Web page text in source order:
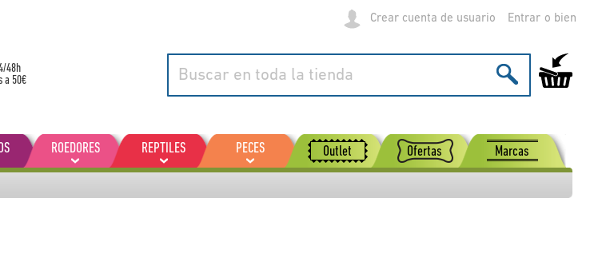
Crear cuenta de usuario Entrar
48h
a 50€
Mi carrito de
ROEDORES REPTILES PECES Outlet Ofertas Marcas